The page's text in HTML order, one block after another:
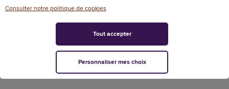
Consulter notre politique de cookies
Personnaliser mes choix
Tout accepter